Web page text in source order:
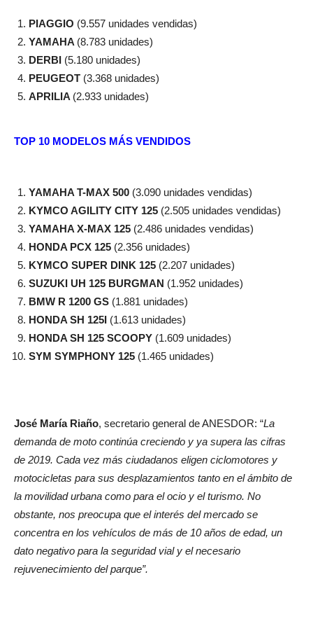
PIAGGIO (9.557 unidades vendidas)
YAMAHA (8.783 unidades)
DERBI (5.180 unidades)
PEUGEOT (3.368 unidades)
APRILIA (2.933 unidades)
TOP 10 MODELOS MÁS VENDIDOS
YAMAHA T-MAX 500 (3.090 unidades vendidas)
KYMCO AGILITY CITY 125 (2.505 unidades vendidas)
YAMAHA X-MAX 125 (2.486 unidades vendidas)
HONDA PCX 125 (2.356 unidades)
KYMCO SUPER DINK 125 (2.207 unidades)
SUZUKI UH 125 BURGMAN (1.952 unidades)
BMW R 1200 GS (1.881 unidades)
HONDA SH 125I (1.613 unidades)
HONDA SH 125 SCOOPY (1.609 unidades)
SYM SYMPHONY 125 (1.465 unidades)
José María Riaño, secretario general de ANESDOR: “La
demanda de moto continúa creciendo y ya supera las cifras
de 2019. Cada vez más ciudadanos eligen ciclomotores y
motocicletas para sus desplazamientos tanto en el ámbito de
la movilidad urbana como para el ocio y el turismo. No
obstante, nos preocupa que el interés del mercado se
concentra en los vehículos de más de 10 años de edad, un
dato negativo para la seguridad vial y el necesario
rejuvenecimiento del parque”.